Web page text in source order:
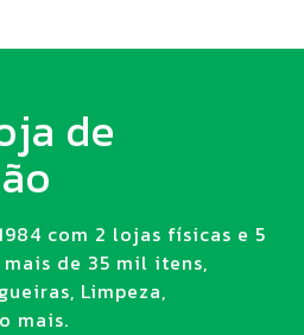
de
com 2 lojas físicas e 5
de 35 mil itens,
Limpeza,
mais.